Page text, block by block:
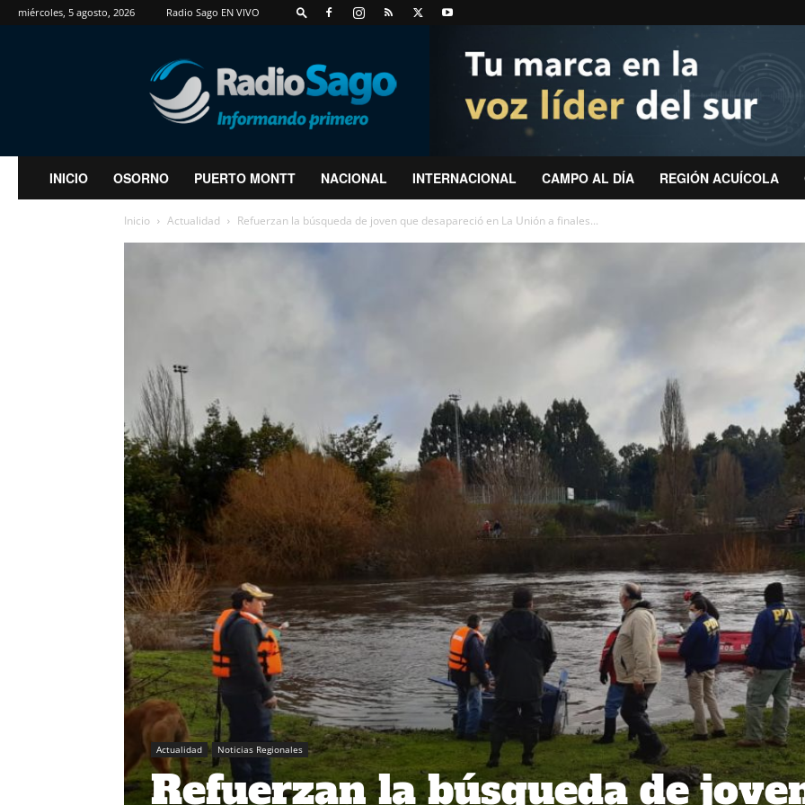
miércoles, 5 agosto, 2026 Radio Sago EN VIVO
RadioSago
INICIO OSORNO PUERTO MONTT NACIONAL INTERNACIONAL CAMPO AL DÍA REGIÓN ACUÍCOLA
Inicio Actualidad Refuerzan la búsqueda de joven que desapareció en La Unión a finales...
Actualidad Noticias Regionales
Refuerzan la búsqueda de